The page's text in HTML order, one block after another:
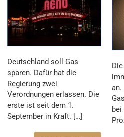
Deutschland soll Gas
sparen. Dafür hat die
Regierung zwei
Verordnungen erlassen. Die
erste ist seit dem 1.
September in Kraft. […]
an.
bei